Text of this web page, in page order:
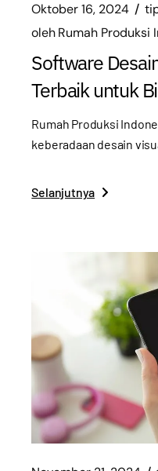
Oktober 16, 2024
olehRumah Produksi
Software
Terbaik untuk
Rumah Produksi
keberadaan desain
Selanjutnya